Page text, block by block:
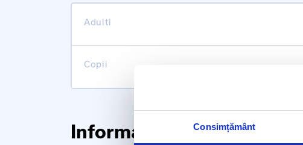
Consimțământ
Adulti
Copii
Informatii personale